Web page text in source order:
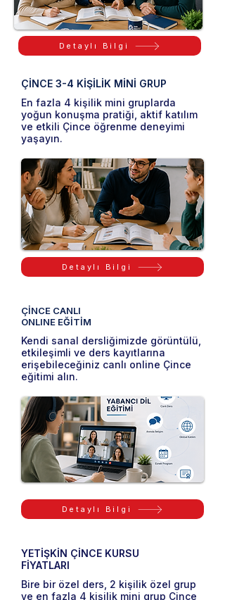
Detaylı Bilgi
ÇİNCE 3-4 KİŞİLİK MİNİ GRUP
En fazla 4 kişilik mini gruplarda
yoğun konuşma pratiği, aktif katılım
ve etkili Çince öğrenme deneyimi
yaşayın.
Detaylı Bilgi
ÇİNCE CANLI
ONLINE EĞİTİM
Kendi sanal dersliğimizde görüntülü,
etkileşimli ve ders kayıtlarına
erişebileceğiniz canlı online Çince
eğitimi alın.
Detaylı Bilgi
YETİŞKİN ÇİNCE KURSU
FİYATLARI
Bire bir özel ders, 2 kişilik özel grup
ve en fazla 4 kişilik mini grup Çince